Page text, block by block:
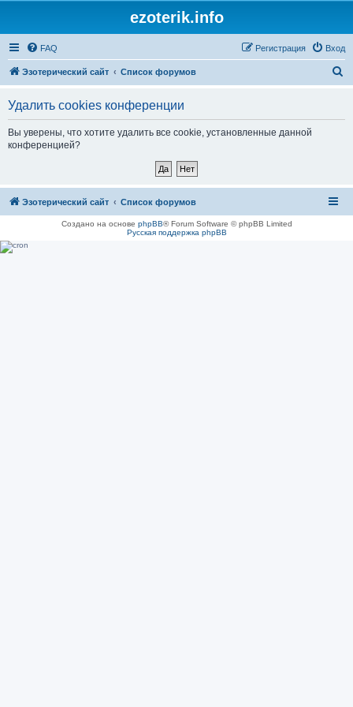
ezoterik.info
FAQ Вход
Регистрация
Эзотерический сайт Список форумов
Удалить cookies конференции
Вы уверены, что хотите удалить все cookie, установленные данной
конференцией?
Эзотерический сайт Список форумов
Создано на основе phpBB® Forum Software © phpBB Limited
Русская поддержка phpBB